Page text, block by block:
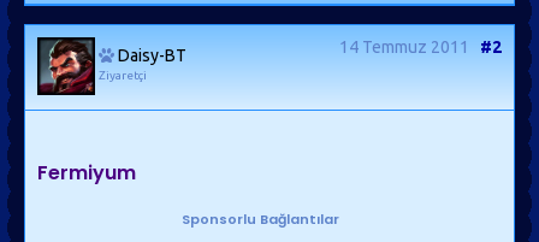
Daisy-BT
Ziyaretçi
14 Temmuz 2011 #2
Fermiyum
Sponsorlu Bağlantılar